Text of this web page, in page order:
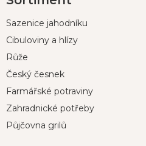
aSazenice jahodníku
Cibuloviny a hlízy
Růže
Český česnek
Farmářské potraviny
Zahradnické potřeby
Půjčovna grilů